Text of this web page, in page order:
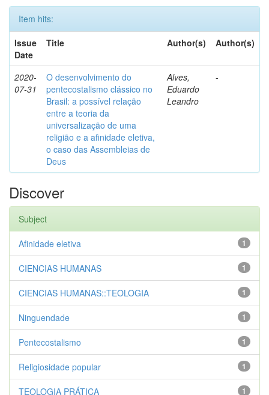
Item hits:
Issue
Date
Title Author(s) Author(s)
2020-
07-31
O desenvolvimento do
pentecostalismo clássico no
Brasil: a possível relação
entre a teoria da
universalização de uma
religião e a afinidade eletiva,
o caso das Assembleias de
Deus
Alves,
Eduardo
Leandro
-
Discover
Subject
1
Afinidade eletiva
1
CIENCIAS HUMANAS
1
CIENCIAS HUMANAS::TEOLOGIA
1
Ninguendade
1
Pentecostalismo
1
Religiosidade popular
1
TEOLOGIA PRÁTICA